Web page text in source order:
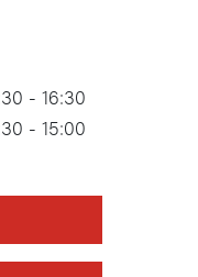
- 16:30
- 15:00